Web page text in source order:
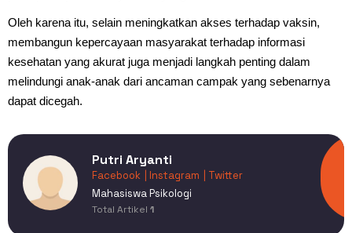
Oleh karena itu, selain meningkatkan akses terhadap vaksin,
membangun kepercayaan masyarakat terhadap informasi
kesehatan yang akurat juga menjadi langkah penting dalam
melindungi anak-anak dari ancaman campak yang sebenarnya
dapat dicegah.
Putri Aryanti
Facebook | Instagram
| Twitter
Mahasiswa Psikologi
Total Artikel 1